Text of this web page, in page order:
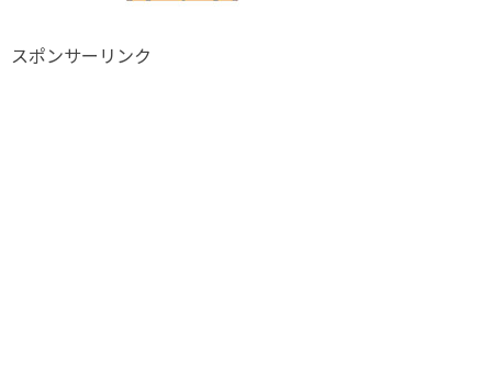
スポンサーリンク